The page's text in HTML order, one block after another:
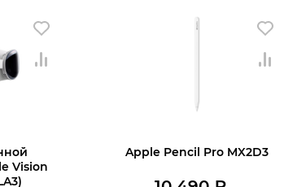
Vision
Apple Pencil Pro MX2D3